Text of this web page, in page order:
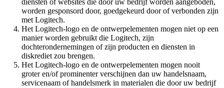
diensten of websites die door uw bedrijf worden aangeboden,
worden gesponsord door, goedgekeurd door of verbonden zijn
met Logitech.
Het Logitech-logo en de ontwerpelementen mogen niet op een
manier worden gebruikt die Logitech, zijn
dochterondernemingen of zijn producten en diensten in
diskrediet zou brengen.
Het Logitech-logo en de ontwerpelementen mogen nooit
groter en/of prominenter verschijnen dan uw handelsnaam,
servicenaam of handelsmerk in materialen die door uw bedrijf